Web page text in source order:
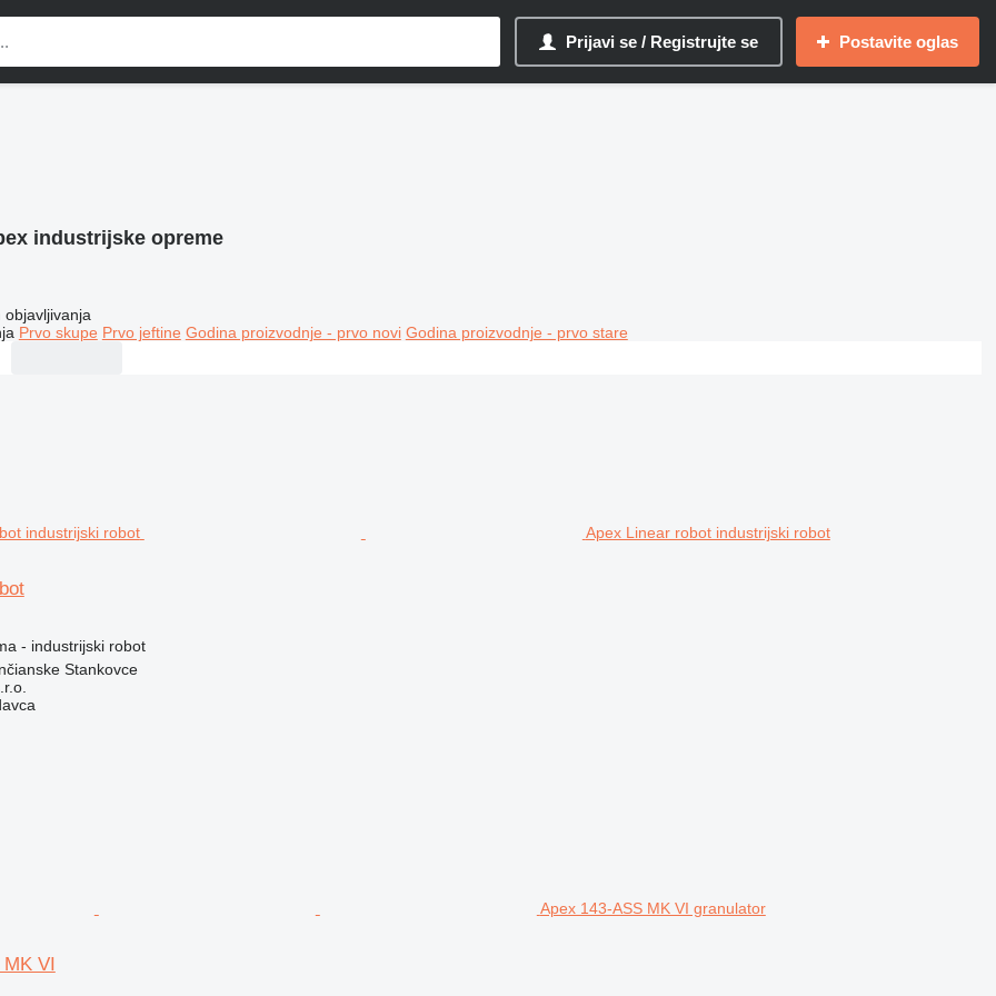
Prijavi se / Registrujte se Postavite oglas
industrijske opreme
objavljivanja
Prvo skupe Prvo jeftine Godina proizvodnje - prvo novi Godina proizvodnje - prvo stare
Apex Linear robot industrijski robot
- industrijski robot
Stankovce
Apex 143-ASS MK VI granulator
VI